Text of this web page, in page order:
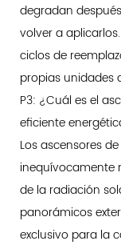
degradan
volver a
ciclos de
propias unidades
P3: ¿Cuál es el
eficiente
Los ascensores
inequívocamente
de la radiación
panorámicos
exclusivo para la